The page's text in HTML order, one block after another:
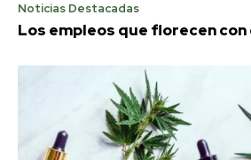
Noticias Destacadas
Los empleos que florecen con